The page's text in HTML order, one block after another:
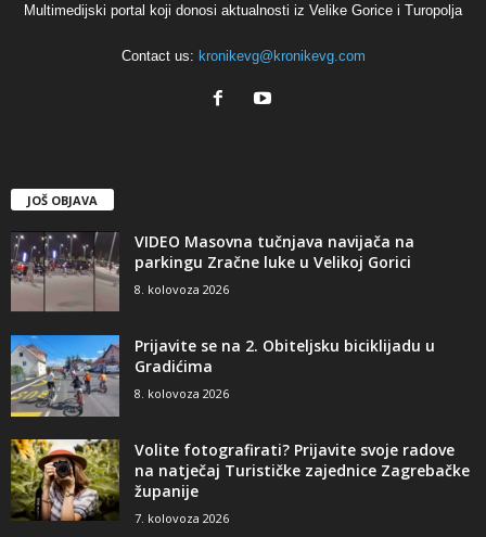
Multimedijski portal koji donosi aktualnosti iz Velike Gorice i Turopolja
Contact us: kronikevg@kronikevg.com
JOŠ OBJAVA
VIDEO Masovna tučnjava navijača na
parkingu Zračne luke u Velikoj Gorici
8. kolovoza 2026
Prijavite se na 2. Obiteljsku biciklijadu u
Gradićima
8. kolovoza 2026
Volite fotografirati? Prijavite svoje radove
na natječaj Turističke zajednice Zagrebačke
županije
7. kolovoza 2026